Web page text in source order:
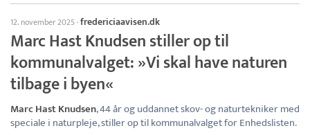
12. november 2025·fredericiaavisen.dk
Marc Hast Knudsen stiller op til
kommunalvalget: »Vi skal have naturen
tilbage i byen«
Marc Hast Knudsen, 44 år og uddannet skov- og naturtekniker med
speciale i naturpleje, stiller op til kommunalvalget for Enhedslisten.